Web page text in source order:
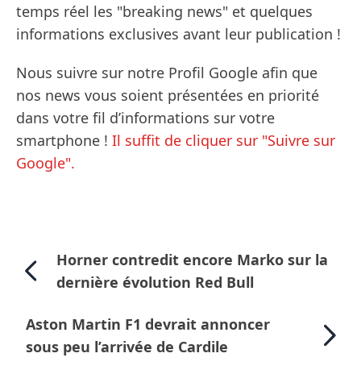
temps réel les "breaking news" et quelques
informations exclusives avant leur publication !
Nous suivre sur notre Profil Google afin que
nos news vous soient présentées en priorité
dans votre fil d’informations sur votre
smartphone ! Il suffit de cliquer sur "Suivre sur
Google".
Horner contredit encore Marko sur la
dernière évolution Red Bull
Aston Martin F1 devrait annoncer
sous peu l’arrivée de Cardile